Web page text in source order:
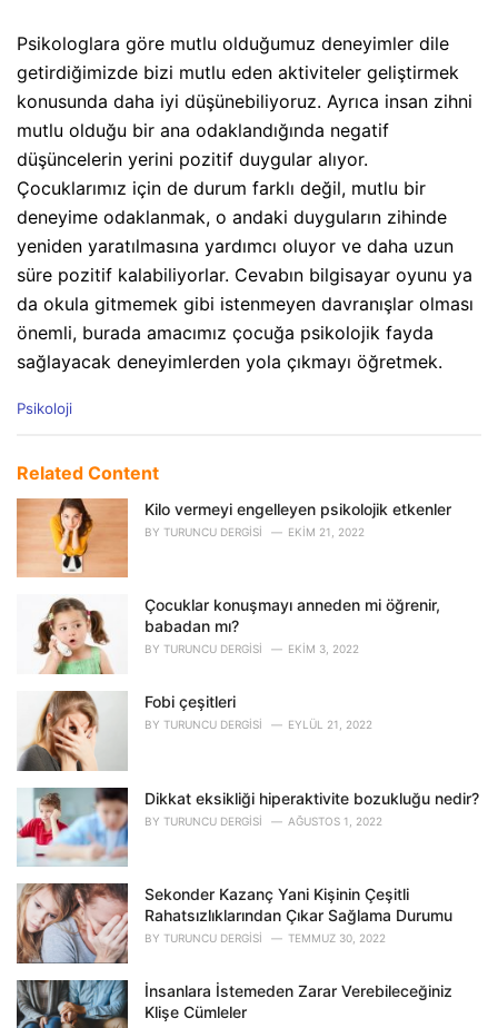
Psikologlara göre mutlu olduğumuz deneyimler dile
getirdiğimizde bizi mutlu eden aktiviteler geliştirmek
konusunda daha iyi düşünebiliyoruz. Ayrıca insan zihni
mutlu olduğu bir ana odaklandığında negatif
düşüncelerin yerini pozitif duygular alıyor.
Çocuklarımız için de durum farklı değil, mutlu bir
deneyime odaklanmak, o andaki duyguların zihinde
yeniden yaratılmasına yardımcı oluyor ve daha uzun
süre pozitif kalabiliyorlar. Cevabın bilgisayar oyunu ya
da okula gitmemek gibi istenmeyen davranışlar olması
önemli, burada amacımız çocuğa psikolojik fayda
sağlayacak deneyimlerden yola çıkmayı öğretmek.
C
e
r
Psikoloji
Related Content
Kilo vermeyi engelleyen psikolojik etkenler
BY TURUNCU DERGISI EKIM 21, 2022
Çocuklar konuşmayı anneden mi öğrenir,
babadan mı?
BY TURUNCU DERGISI EKIM 3, 2022
Fobi çeşitleri
BY TURUNCU DERGISI EYLÜL 21, 2022
Dikkat eksikliği hiperaktivite bozukluğu nedir?
BY TURUNCU DERGISI AĞUSTOS 1, 2022
Sekonder Kazanç Yani Kişinin Çeşitli
Rahatsızlıklarından Çıkar Sağlama Durumu
BY TURUNCU DERGISI TEMMUZ 30, 2022
İnsanlara İstemeden Zarar Verebileceğiniz
Klişe Cümleler